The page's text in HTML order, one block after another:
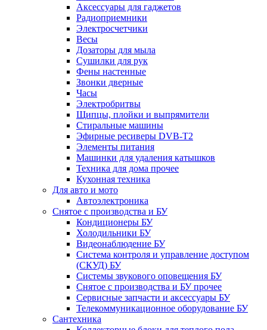
Аксессуары для гаджетов
Радиоприемники
Электросчетчики
Весы
Дозаторы для мыла
Сушилки для рук
Фены настенные
Звонки дверные
Часы
Электробритвы
Щипцы, плойки и выпрямители
Стиральные машины
Эфирные ресиверы DVB-T2
Элементы питания
Машинки для удаления катышков
Техника для дома прочее
Кухонная техника
Для авто и мото
Автоэлектроника
Снятое с производства и БУ
Кондиционеры БУ
Холодильники БУ
Видеонаблюдение БУ
Система контроля и управление доступом
(СКУД) БУ
Системы звукового оповещения БУ
Снятое с производства и БУ прочее
Сервисные запчасти и аксессуары БУ
Телекоммуникационное оборудование БУ
Сантехника